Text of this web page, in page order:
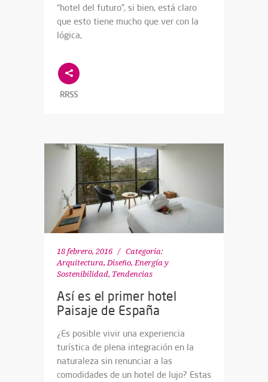
“hotel del futuro”, si bien, está claro
que esto tiene mucho que ver con la
lógica,
RRSS
18 febrero, 2016
Categoría:
Arquitectura, Diseño,Energía y
Sostenibilidad, Tendencias
Así es el primer hotel
Paisaje de España
¿Es posible vivir una experiencia
turística de plena integración en la
naturaleza sin renunciar a las
comodidades de un hotel de lujo? Estas